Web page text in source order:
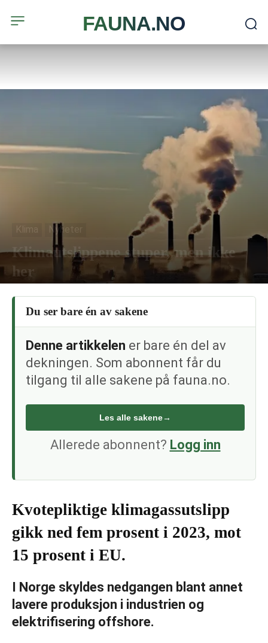
FAUNA.NO
Klima Nyheter
Klimautslippene stuper, men ikke
her
Du ser bare én av sakene
Denne artikkelen er bare én del av
dekningen. Som abonnent får du
tilgang til alle sakene på fauna.no.
Les alle sakene→
Allerede abonnent? Logg inn
Kvotepliktige klimagassutslipp
gikk ned fem prosent i 2023, mot
15 prosent i EU.
I Norge skyldes nedgangen blant annet
lavere produksjon i industrien og
elektrifisering offshore.